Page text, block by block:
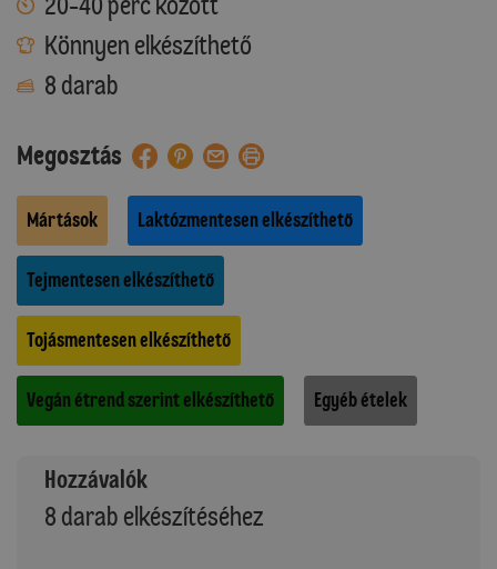
Könnyen elkészíthető
8 darab
Megosztás
Mártások Laktózmentesen elkészíthető
Tejmentesen elkészíthető
Tojásmentesen elkészíthető
Vegán étrend szerint elkészíthető Egyéb ételek
Hozzávalók
8 darab elkészítéséhez